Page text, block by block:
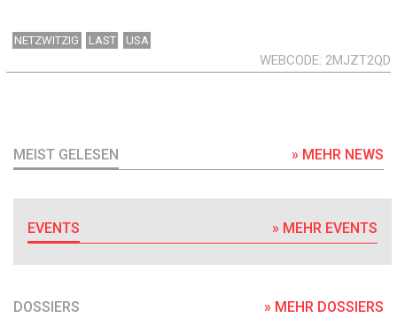
NETZWITZIG LAST USA
WEBCODE 2MJZT2QD
MEIST GELESEN » MEHR NEWS
EVENTS » MEHR EVENTS
DOSSIERS » MEHR DOSSIERS